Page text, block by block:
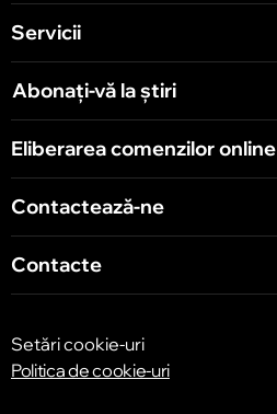
Servicii
Abonați-vă la știri
Eliberarea comenzilor online
Contactează-ne
Contacte
Setări cookie-uri
Politica de cookie-uri